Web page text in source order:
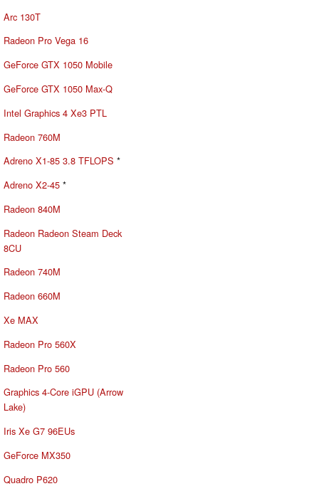
Arc 130T
Radeon Pro Vega 16
GeForce GTX 1050 Mobile
GeForce GTX 1050 Max-Q
Intel Graphics 4 Xe3 PTL
Radeon 760M
Adreno X1-85 3.8 TFLOPS *
Adreno X2-45 *
Radeon 840M
Radeon Radeon Steam Deck
8CU
Radeon 740M
Radeon 660M
Xe MAX
Radeon Pro 560X
Radeon Pro 560
Graphics 4-Core iGPU (Arrow
Lake)
Iris Xe G7 96EUs
GeForce MX350
Quadro P620